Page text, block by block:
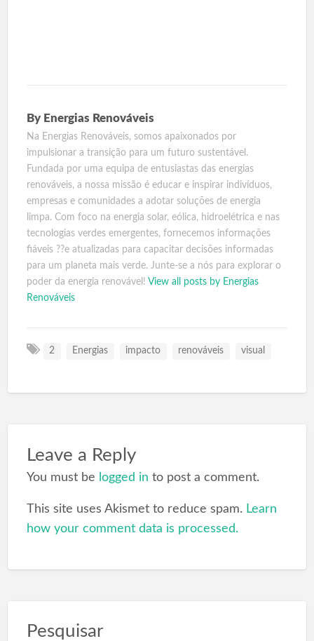
By Energias Renováveis
Na Energias Renováveis, somos apaixonados por
impulsionar a transição para um futuro sustentável.
Fundada por uma equipa de entusiastas das energias
renováveis, a nossa missão é educar e inspirar indivíduos,
empresas e comunidades a adotar soluções de energia
limpa. Com foco na energia solar, eólica, hidroelétrica e nas
tecnologias verdes emergentes, fornecemos informações
fiáveis ??e atualizadas para capacitar decisões informadas
para um planeta mais verde. Junte-se a nós para explorar o
poder da energia renovável! View all posts by Energias
Renováveis
2 Energias impacto renováveis visual
Leave a Reply
You must be logged in to post a comment.
This site uses Akismet to reduce spam. Learn
how your comment data is processed.
Pesquisar